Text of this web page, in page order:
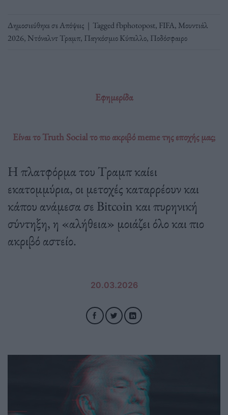
Δημοσιεύθηκε σεΑπόψεις | Taggedfbphotopost, FIFA, Μουντιάλ
2026, Ντόναλντ Τραμπ, Παγκόσμιο Κύπελλο, Ποδόσφαιρο
Εφημερίδα
Είναι το Truth Social το πιο ακριβό meme της εποχής μας;
Η πλατφόρμα του Tραμπ καίει
εκατομμύρια, οι μετοχές καταρρέουν και
κάπου ανάμεσα σε Bitcoin και πυρηνική
σύντηξη, η «αλήθεια» μοιάζει όλο και πιο
ακριβό αστείο.
20.03.2026